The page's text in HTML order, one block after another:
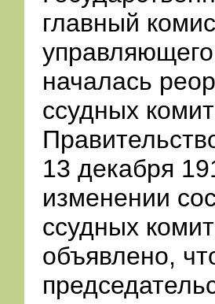
главный
началась
ссудных
13 декабря
изменении
ссудных
объявлено,